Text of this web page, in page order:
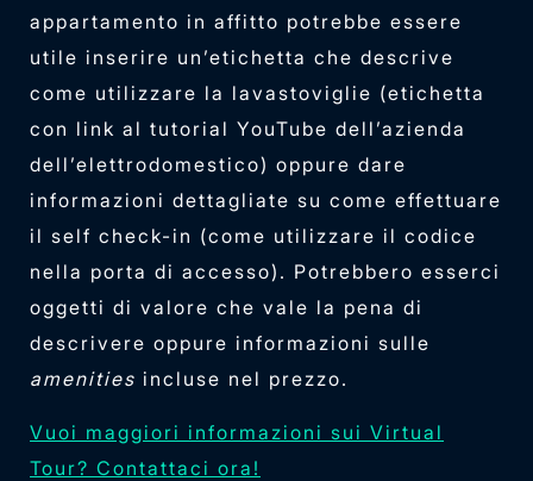
appartamento in affitto potrebbe essere
utile inserire un’etichetta che descrive
come utilizzare la lavastoviglie (etichetta
con link al tutorial YouTube dell’azienda
dell’elettrodomestico) oppure dare
informazioni dettagliate su come effettuare
il self check-in (come utilizzare il codice
nella porta di accesso). Potrebbero esserci
oggetti di valore che vale la pena di
descrivere oppure informazioni sulle
amenities incluse nel prezzo.
Vuoi maggiori informazioni sui Virtual
Tour? Contattaci ora!